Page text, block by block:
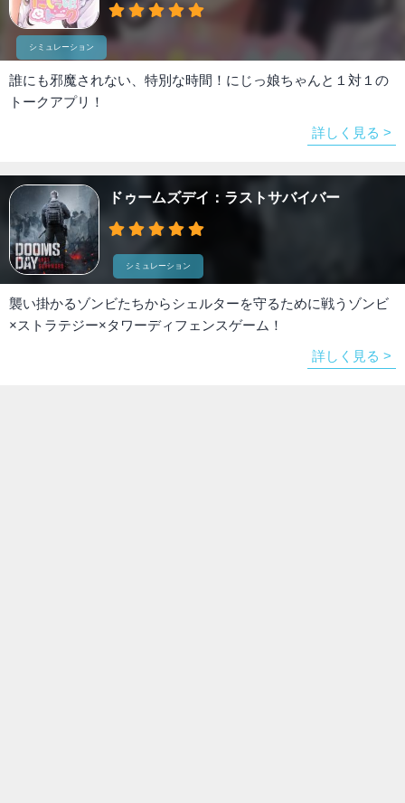
シミュレーション
誰にも邪魔されない、特別な時間！にじっ娘ちゃんと１対１の
トークアプリ！
詳しく見る >
ドゥームズデイ：ラストサバイバー
シミュレーション
襲い掛かるゾンビたちからシェルターを守るために戦うゾンビ
×ストラテジー×タワーディフェンスゲーム！
詳しく見る >